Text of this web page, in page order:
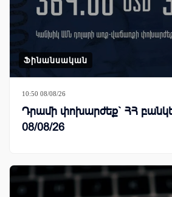
Ֆինանսական
10:50 08/08/26
Դրամի փոխարժեք` ՀՀ
08/08/26